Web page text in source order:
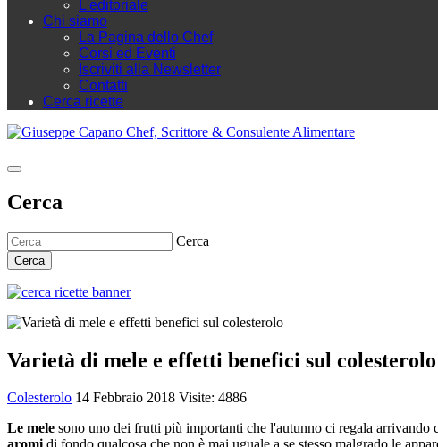
L'editoriale
Chi siamo
La Pagina dello Chef
Corsi ed Eventi
Iscriviti alla Newsletter
Contatti
Cerca ricette
Cerca
Cerca
Cerca
Varietà di mele e effetti benefici sul colesterolo
Colesterolo 14 Febbraio 2018 Visite: 4886
Le mele sono uno dei frutti più importanti che l'autunno ci regala